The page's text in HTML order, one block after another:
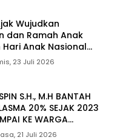
Wujudkan
dan Ramah Anak
Anak Nasional
23 Juli 2026
S.H., M.H BANTAH
20% SEJAK 2023
KE WARGA
21 Juli 2026